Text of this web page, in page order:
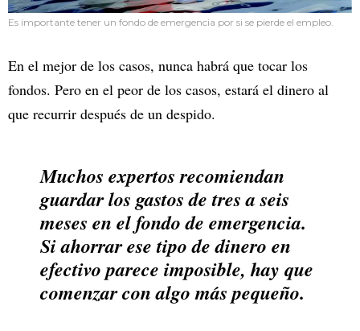
Es importante tener un fondo de emergencia por si se pierde el empleo.
En el mejor de los casos, nunca habrá que tocar los
fondos. Pero en el peor de los casos, estará el dinero al
que recurrir después de un despido.
Muchos expertos recomiendan
guardar los gastos de tres a seis
meses en el fondo de emergencia.
Si ahorrar ese tipo de dinero en
efectivo parece imposible, hay que
comenzar con algo más pequeño.